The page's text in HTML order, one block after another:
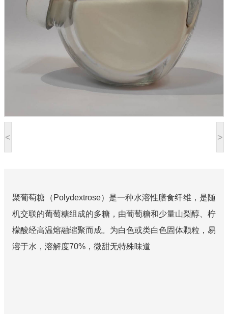
< >
聚葡萄糖（Polydextrose）是一种水溶性膳食纤维，是随
机交联的葡萄糖组成的多糖，由葡萄糖和少量山梨醇、柠
檬酸经高温熔融缩聚而成。为白色或类白色固体颗粒，易
溶于水，溶解度70%，微甜无特殊味道